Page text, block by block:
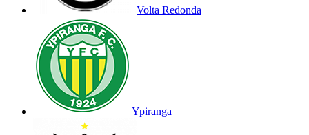
Volta Redonda
Ypiranga